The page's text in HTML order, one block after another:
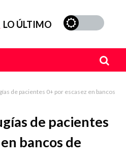
LO ÚLTIMO
de pacientes 0+ por escasez en bancos
de pacientes
bancos de